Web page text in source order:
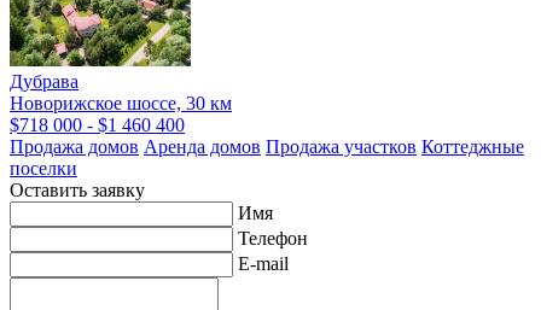
Дубрава
Новорижское шоссе, 30 км
$718 000 - $1 460 400
Продажа домов Аренда домов Продажа участков Коттеджные
поселки
Оставить заявку
Имя
Телефон
E-mail